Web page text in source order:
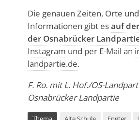
Die genauen Zeiten, Orte
Informationen gibt esauf
der Osnabrücker
Instagram und per E-Mail an
landpartie.de.
F. Ro. mit L. Hof./OS-
Osnabrücker Landpartie